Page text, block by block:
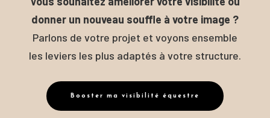
donner un nouveau souffle à votre image ?
Parlons de votre projet et voyons ensemble
les leviers les plus adaptés à votre structure.
Booster ma visibilité équestre